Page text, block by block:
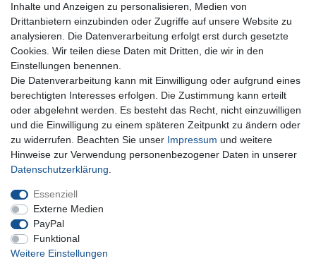
Für Fragen zu unseren Produkten und Bestellungen
erreichen Sie uns per E-Mail oder Telefon:
+49 5741 9099422 oderinfo@dein-bau-projekt.de
Versand und Zahlung
Impressum
Datenschutzerklärung
AGB
Kontakt
Infos Ratenkauf mit easyCredit
Qualität made in Germany
Schnelle & sichere Lieferung
Ideal für Selbermacher (DIY)
Widerrufs­recht
Inhalte und Anzeigen zu personalisieren, Medien von
Drittanbietern einzubinden oder Zugriffe auf unsere Website zu
analysieren. Die Datenverarbeitung erfolgt erst durch gesetzte
Cookies. Wir teilen diese Daten mit Dritten, die wir in den
Einstellungen benennen.
Die Datenverarbeitung kann mit Einwilligung oder aufgrund eines
berechtigten Interesses erfolgen. Die Zustimmung kann erteilt
oder abgelehnt werden. Es besteht das Recht, nicht einzuwilligen
und die Einwilligung zu einem späteren Zeitpunkt zu ändern oder
zu widerrufen. Beachten Sie unser Impressum und weitere
Hinweise zur Verwendung personenbezogener Daten in unserer
Daten­schutz­erklärung
Essenziell
Externe Medien
PayPal
Funktional
Weitere Einstellungen